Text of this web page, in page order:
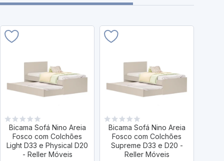
Bicama Sofá Nino Areia
Fosco com Colchões
Light D33 e Physical D20
- Reller Móveis
Bicama Sofá Nino Areia
Fosco com Colchões
Supreme D33 e D20 -
Reller Móveis